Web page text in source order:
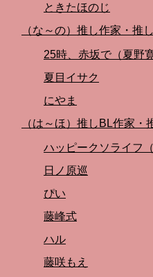
ときたほのじ
（な～の）推し作家・推
25時、赤坂で（夏野
夏目イサク
にやま
（は～ほ）推しBL作家・
ハッピークソライフ（
日ノ原巡
ぴい
藤峰式
ハル
藤咲もえ